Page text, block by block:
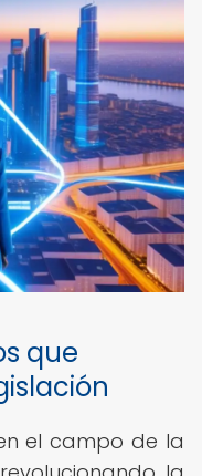
que
el campo de la